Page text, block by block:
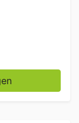
Motor 2000